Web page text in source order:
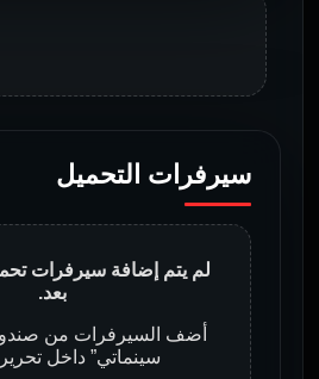
سيرفرات التحميل
لم يتم إضافة سيرفرات
بعد.
أضف السيرفرات من
سينماتي” داخل تحرير